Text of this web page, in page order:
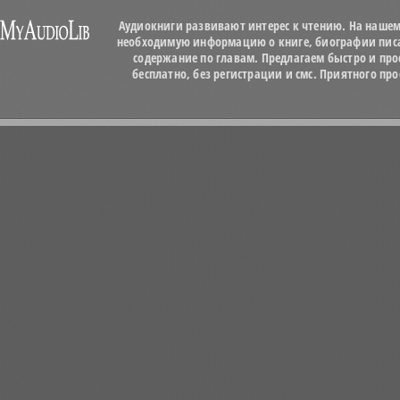
Аудиокниги развивают интерес к чтению. На
необходимую информацию о книге, биографии
содержание по главам. Предлагаем быстро и
бесплатно, без регистрации и смс. Приятного